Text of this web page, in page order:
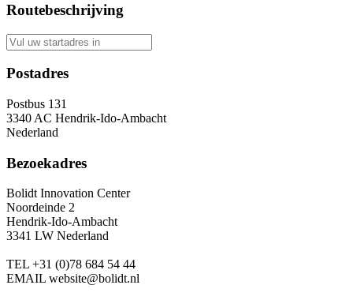
Routebeschrijving
Postadres
Postbus 131
3340 AC Hendrik-Ido-Ambacht
Nederland
Bezoekadres
Bolidt Innovation Center
Noordeinde 2
Hendrik-Ido-Ambacht
3341 LW Nederland
TEL +31 (0)78 684 54 44
EMAIL website@bolidt.nl